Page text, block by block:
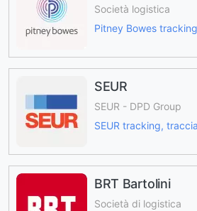
Società logistica
Pitney Bowes
SEUR
SEUR - DPD Group
SEUR tracking,
BRT Bartolini
Società di logistica